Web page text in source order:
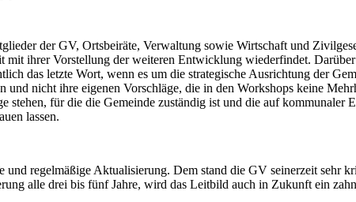
der GV, Ortsbeiräte, Verwaltung sowie Wirtschaft und
ihrer Vorstellung der weiteren Entwicklung wiederfindet.
das letzte Wort, wenn es um die strategische Ausrichtung der
nicht ihre eigenen Vorschläge, die in den Workshops keine
für die die Gemeinde zuständig ist und die auf kommunaler
lassen.
regelmäßige Aktualisierung. Dem stand die GV seinerzeit sehr
alle drei bis fünf Jahre, wird das Leitbild auch in Zukunft ein